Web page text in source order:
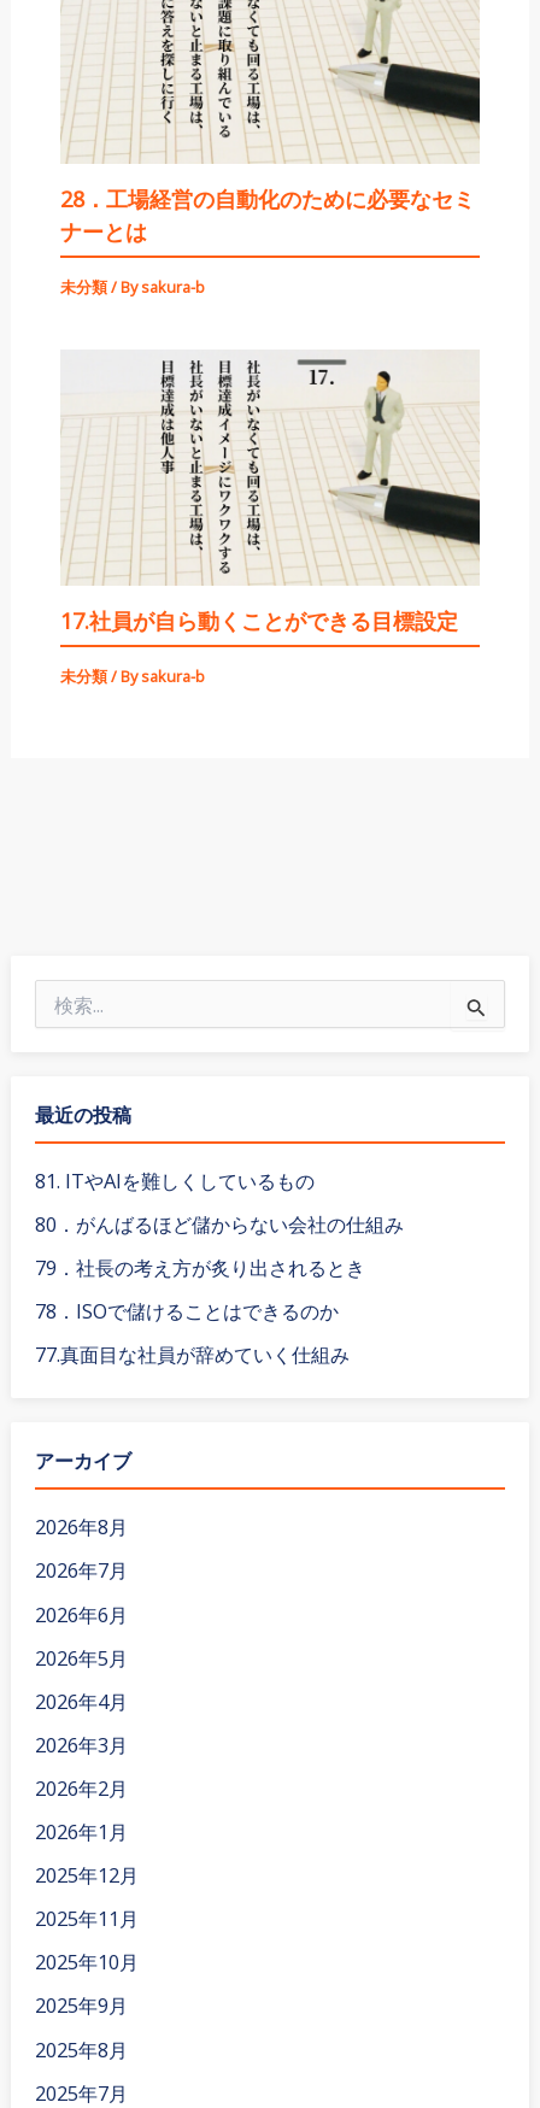
索
最近の投稿
81. ITやAIを難しくしているもの
80．がんばるほど儲からない会社の仕組み
79．社長の考え方が炙り出されるとき
78．ISOで儲けることはできるのか
77.真面目な社員が辞めていく仕組み
アーカイブ
2026年8月
2026年7月
2026年6月
2026年5月
2026年4月
2026年3月
2026年2月
2026年1月
2025年12月
2025年11月
2025年10月
2025年9月
2025年8月
2025年7月
28．工場経営の自動化のために必要なセミ
ナーとは
未分類/ Bysakura-b
17.社員が自ら動くことができる目標設定
未分類/ Bysakura-b